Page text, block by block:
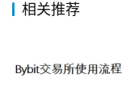
相关推荐